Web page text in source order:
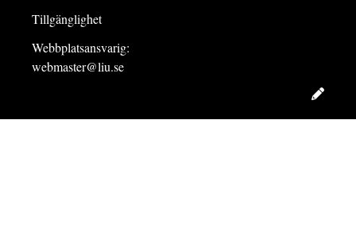
Tillgänglighet
Webbplatsansvarig:
webmaster@liu.se